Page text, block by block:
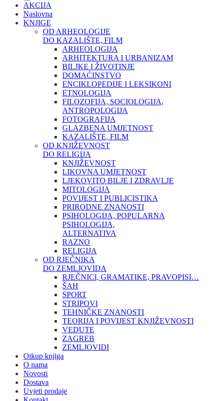
AKCIJA
Naslovna
KNJIGE
OD ARHEOLOGIJE
DO KAZALIŠTE, FILM
ARHEOLOGIJA
ARHITEKTURA I URBANIZAM
BILJKE I ŽIVOTINJE
DOMAĆINSTVO
ENCIKLOPEDIJE I LEKSIKONI
ETNOLOGIJA
FILOZOFIJA, SOCIOLOGIJA,
ANTROPOLOGIJA
FOTOGRAFIJA
GLAZBENA UMJETNOST
KAZALIŠTE, FILM
OD KNJIŽEVNOST
DO RELIGIJA
KNJIŽEVNOST
LIKOVNA UMJETNOST
LJEKOVITO BILJE I ZDRAVLJE
MITOLOGIJA
POVIJEST I PUBLICISTIKA
PRIRODNE ZNANOSTI
PSIHOLOGIJA, POPULARNA
PSIHOLOGIJA,
ALTERNATIVA
RAZNO
RELIGIJA
OD RJEČNIKA
DO ZEMLJOVIDA
RJEČNICI, GRAMATIKE, PRAVOPISI…
ŠAH
SPORT
STRIPOVI
TEHNIČKE ZNANOSTI
TEORIJA I POVIJEST KNJIŽEVNOSTI
VEDUTE
ZAGREB
ZEMLJOVIDI
Otkup knjiga
O nama
Novosti
Dostava
Uvjeti prodaje